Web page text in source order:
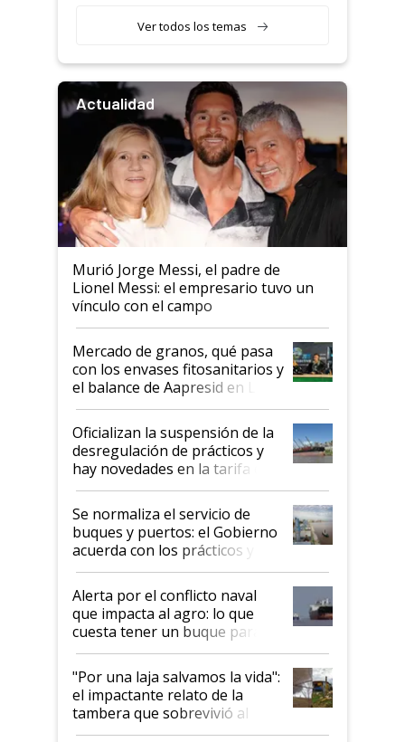
Ver todos los temas
Actualidad
Murió Jorge Messi, el padre de
Lionel Messi: el empresario tuvo un
vínculo con el campo
Mercado de granos, qué pasa
con los envases fitosanitarios y
el balance de Aapresid en La
Posta
Oficializan la suspensión de la
desregulación de prácticos y
hay novedades en la tarifa de
la hidrovía
Se normaliza el servicio de
buques y puertos: el Gobierno
acuerda con los prácticos y
suspende el decreto de
desregulación
Alerta por el conflicto naval
que impacta al agro: lo que
cuesta tener un buque parado
y el peligro de que Argentina
pase a ser "país sucio"
"Por una laja salvamos la vida":
el impactante relato de la
tambera que sobrevivió al
tornado